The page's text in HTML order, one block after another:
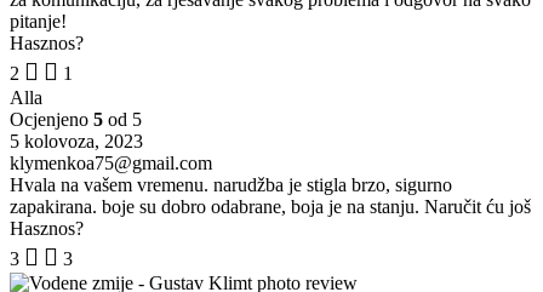
pitanje!
Hasznos?
2
1
Alla
Ocjenjeno 5 od 5
5 kolovoza, 2023
klymenkoa75@gmail.com
Hvala na vašem vremenu. narudžba je stigla brzo, sigurno
zapakirana. boje su dobro odabrane, boja je na stanju. Naručit ću još
Hasznos?
3
3